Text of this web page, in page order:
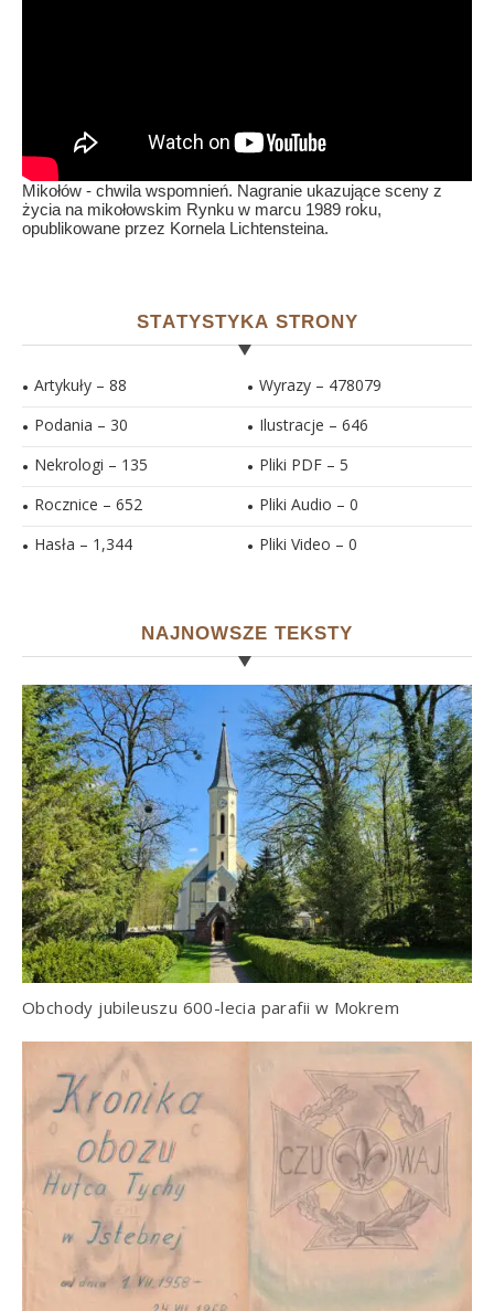
Mikołów - chwila wspomnień. Nagranie ukazujące sceny z
życia na mikołowskim Rynku w marcu 1989 roku,
opublikowane przez Kornela Lichtensteina.
STATYSTYKA STRONY
Artykuły – 88
Podania – 30
Nekrologi – 135
Rocznice – 652
Hasła – 1,344
Wyrazy – 478079
Ilustracje – 646
Pliki PDF – 5
Pliki Audio – 0
Pliki Video – 0
NAJNOWSZE TEKSTY
Obchody jubileuszu 600-lecia parafii w Mokrem